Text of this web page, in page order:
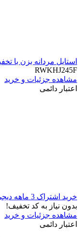
استایل مردانه بزن با تخفیف 200 هزار تومانی دیجی
RWKHJ245F
مشاهده جزئیات و خرید
اعتبار دائمی
خرید اشتراک 3 ماهه دیجی پلاس با 42% تخفیف
بدون نیاز به کد تخفیف!
مشاهده جزئیات و خرید
اعتبار دائمی